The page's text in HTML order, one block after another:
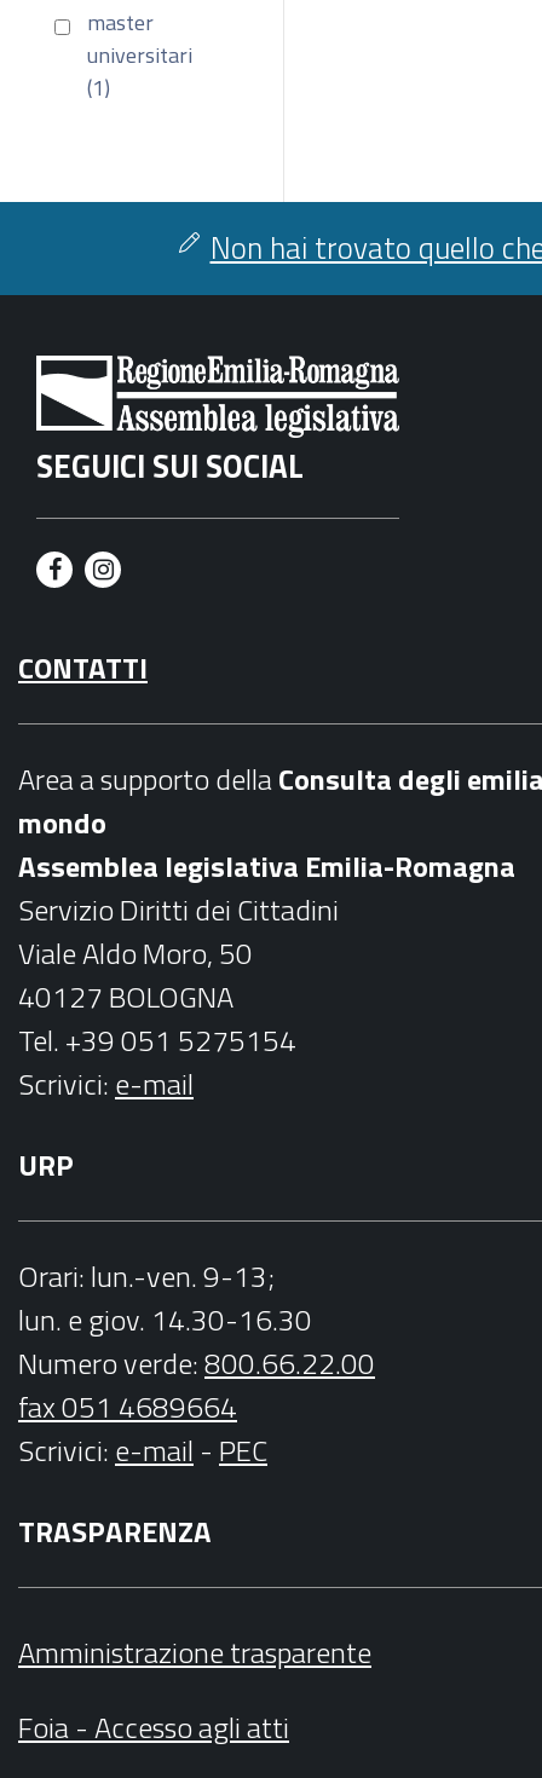
master
universitari
(1)
Non hai trovato quello
SEGUICI SUI SOCIAL
F
c
e
o
k
I
s
t
r
a
m
CONTATTI
Area a supporto dellaConsulta degli
mondo
Assemblea legislativa Emilia-Romagna
Servizio Diritti dei Cittadini
Viale Aldo Moro, 50
40127 BOLOGNA
Tel. +39 051 5275154
Scrivici:e-mail
URP
Orari: lun.-ven. 9-13;
lun. e giov. 14.30-16.30
Numero verde:800.66.22.00
fax 051 4689664
Scrivici:e-mail - PEC
TRASPARENZA
Amministrazione trasparente
Foia - Accesso agli atti